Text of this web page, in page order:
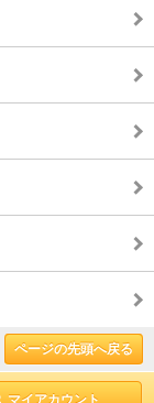
ページの先頭へ戻る
マイアカウント